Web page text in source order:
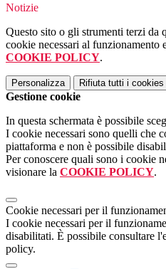
Notizie
Questo sito o gli strumenti terzi da
cookie necessari al
COOKIE POLICY.
Personalizza Rifiuta tutti i cookies
Gestione cookie
In questa schermata è possibile
I cookie necessari sono quelli che
piattaforma e non è possibile
Per conoscere quali sono i cookie
visionare la COOKIE POLICY.
Cookie necessari per il
I cookie necessari per il
disabilitati. È possibile consultare
policy.